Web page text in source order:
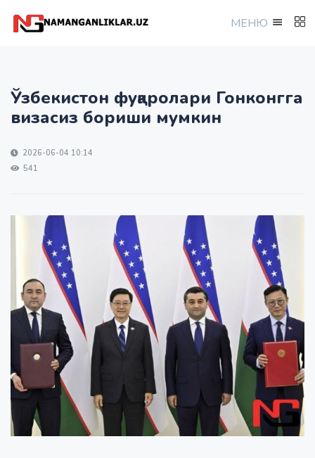
МEНЮ
Ўзбекистон фуқаролари Гонконгга
визасиз бориши мумкин
2026-06-04 10:14
541